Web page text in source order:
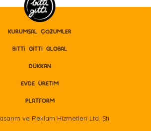
KURUMSAL ÇÖZÜMLER
BITTI GITTI GLOBAL
DÜKKAN
EVDE ÜRETİM
PLATFORM
ve Reklam Hizmetleri Ltd. Şti.